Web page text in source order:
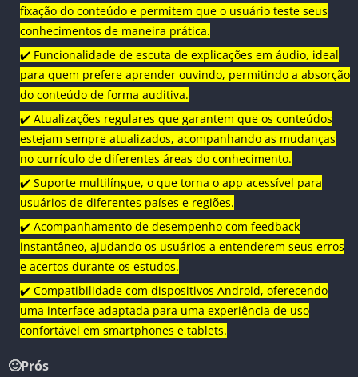
fixação do conteúdo e permitem que o usuário teste seus
conhecimentos de maneira prática.
✔️ Funcionalidade de escuta de explicações em áudio, ideal
para quem prefere aprender ouvindo, permitindo a absorção
do conteúdo de forma auditiva.
✔️ Atualizações regulares que garantem que os conteúdos
estejam sempre atualizados, acompanhando as mudanças
no currículo de diferentes áreas do conhecimento.
✔️ Suporte multilíngue, o que torna o app acessível para
usuários de diferentes países e regiões.
✔️ Acompanhamento de desempenho com feedback
instantâneo, ajudando os usuários a entenderem seus erros
e acertos durante os estudos.
✔️ Compatibilidade com dispositivos Android, oferecendo
uma interface adaptada para uma experiência de uso
confortável em smartphones e tablets.
🙂Prós